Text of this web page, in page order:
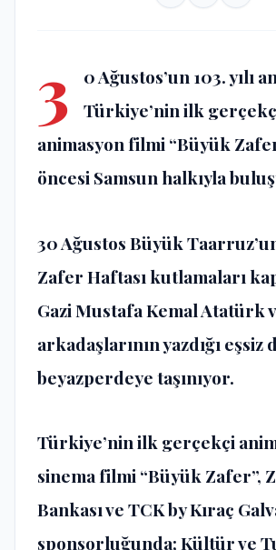
3
0 Ağustos’un 103. yılı
Türkiye’nin ilk
animasyon filmi “Büyük
öncesi Samsun halkıyla
30 Ağustos Büyük Taarruz’un
Zafer Haftası kutlamaları
Gazi Mustafa Kemal Atatürk
arkadaşlarının yazdığı eşsiz
beyazperdeye taşınıyor.
Türkiye’nin ilk gerçekçi
sinema filmi “Büyük Zafer”,
Bankası ve TCK by Kıraç
sponsorluğunda; Kültür ve